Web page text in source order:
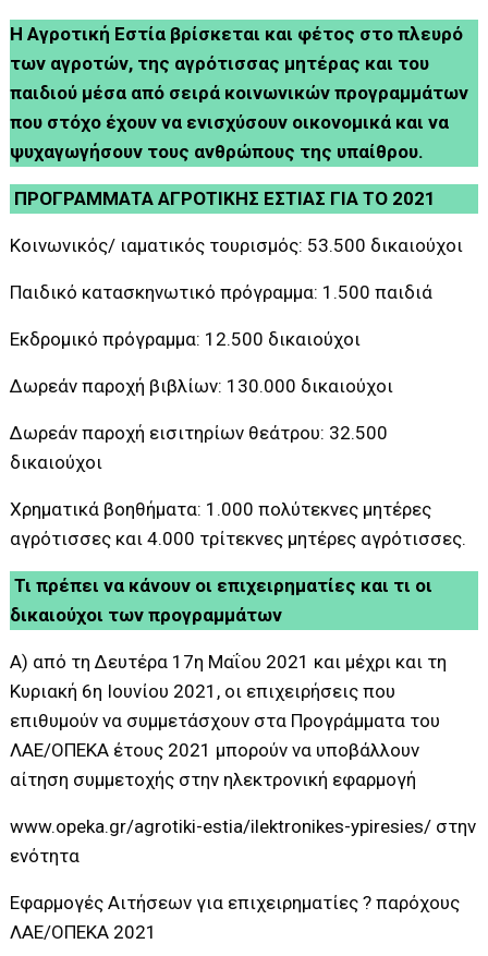
Η Αγροτική Εστία βρίσκεται και φέτος στο πλευρό
των αγροτών, της αγρότισσας μητέρας και του
παιδιού μέσα από σειρά κοινωνικών προγραμμάτων
που στόχο έχουν να ενισχύσουν οικονομικά και να
ψυχαγωγήσουν τους ανθρώπους της υπαίθρου.
ΠΡΟΓΡΑΜΜΑΤΑ ΑΓΡΟΤΙΚΗΣ ΕΣΤΙΑΣ ΓΙΑ ΤΟ 2021
Κοινωνικός/ ιαματικός τουρισμός: 53.500 δικαιούχοι
Παιδικό κατασκηνωτικό πρόγραμμα: 1.500 παιδιά
Εκδρομικό πρόγραμμα: 12.500 δικαιούχοι
Δωρεάν παροχή βιβλίων: 130.000 δικαιούχοι
Δωρεάν παροχή εισιτηρίων θεάτρου: 32.500
δικαιούχοι
Χρηματικά βοηθήματα: 1.000 πολύτεκνες μητέρες
αγρότισσες και 4.000 τρίτεκνες μητέρες αγρότισσες.
Τι πρέπει να κάνουν οι επιχειρηματίες και τι οι
δικαιούχοι των προγραμμάτων
Α) από τη Δευτέρα 17η Μαΐου 2021 και μέχρι και τη
Κυριακή 6η Ιουνίου 2021, οι επιχειρήσεις που
επιθυμούν να συμμετάσχουν στα Προγράμματα του
ΛΑΕ/ΟΠΕΚΑ έτους 2021 μπορούν να υποβάλλουν
αίτηση συμμετοχής στην ηλεκτρονική εφαρμογή
www.opeka.gr/agrotiki-estia/ilektronikes-ypiresies/ στην
ενότητα
Εφαρμογές Αιτήσεων για επιχειρηματίες ? παρόχους
ΛΑΕ/ΟΠΕΚΑ 2021